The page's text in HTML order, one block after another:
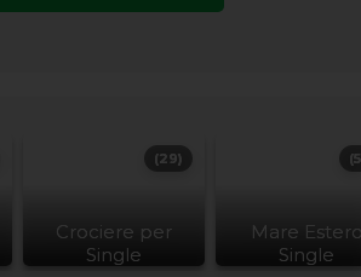
Crociere per
Single
(29)
Mare
Single